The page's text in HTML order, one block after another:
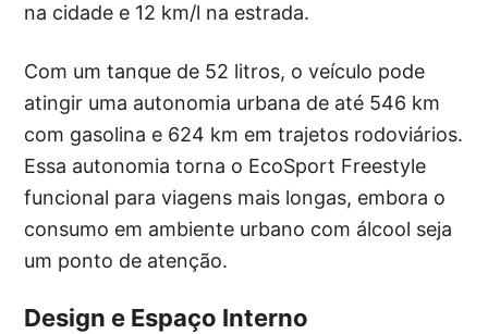
na cidade e 12 km/l na estrada.
Com um tanque de 52 litros, o veículo pode
atingir uma autonomia urbana de até 546 km
com gasolina e 624 km em trajetos rodoviários.
Essa autonomia torna o EcoSport Freestyle
funcional para viagens mais longas, embora o
consumo em ambiente urbano com álcool seja
um ponto de atenção.
Design e Espaço Interno